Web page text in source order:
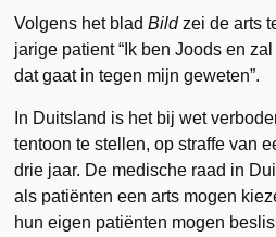
Volgens het bladBildzei de arts
jarige patient “Ik ben Joods en
dat gaat in tegen mijn geweten”.
In Duitsland is het bij wet
tentoon te stellen, op straffe van
drie jaar. De medische raad in
als patiënten een arts mogen
hun eigen patiënten mogen